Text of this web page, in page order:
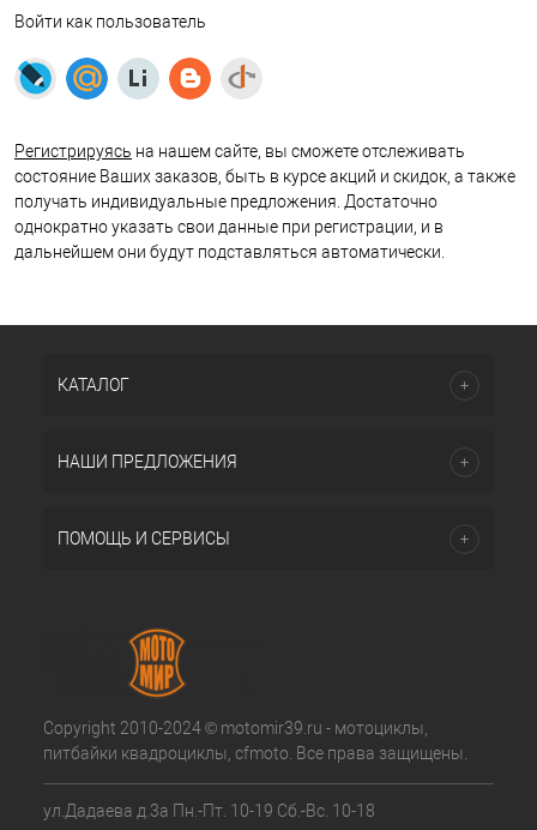
Войти как пользователь
Регистрируясь на нашем сайте, вы сможете отслеживать
состояние Ваших заказов, быть в курсе акций и скидок, а также
получать индивидуальные предложения. Достаточно
однократно указать свои данные при регистрации, и в
дальнейшем они будут подставляться автоматически.
КАТАЛОГ
НАШИ ПРЕДЛОЖЕНИЯ
ПОМОЩЬ И СЕРВИСЫ
Copyright 2010-2024 © motomir39.ru - мотоциклы,
питбайки квадроциклы, cfmoto. Все права защищены.
ул.Дадаева д.3а Пн.-Пт. 10-19 Сб.-Вс. 10-18